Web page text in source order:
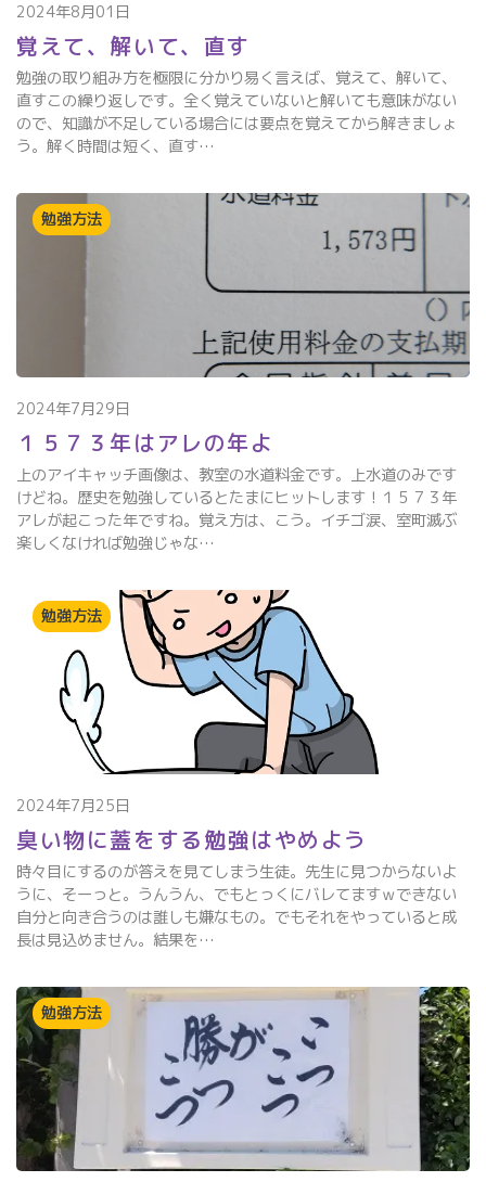
2024年8月01日
覚えて、解いて、直す
勉強の取り組み方を極限に分かり易く言えば、覚えて、解いて、
直すこの繰り返しです。全く覚えていないと解いても意味がない
ので、知識が不足している場合には要点を覚えてから解きましょ
う。解く時間は短く、直す…
勉強方法
2024年7月29日
１５７３年はアレの年よ
上のアイキャッチ画像は、教室の水道料金です。上水道のみです
けどね。歴史を勉強しているとたまにヒットします！１５７３年
アレが起こった年ですね。覚え方は、こう。イチゴ涙、室町滅ぶ
楽しくなければ勉強じゃな…
勉強方法
2024年7月25日
臭い物に蓋をする勉強はやめよう
時々目にするのが答えを見てしまう生徒。先生に見つからないよ
うに、そーっと。うんうん、でもとっくにバレてますｗできない
自分と向き合うのは誰しも嫌なもの。でもそれをやっていると成
長は見込めません。結果を…
勉強方法